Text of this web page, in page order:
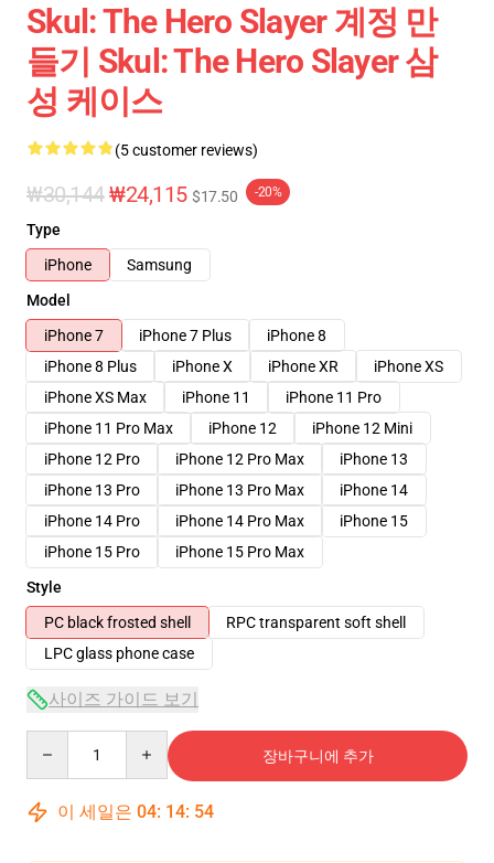
Skul: The Hero Slayer 계정 만
들기 Skul: The Hero Slayer 삼
성 케이스
(5 customer reviews)
₩30,144₩24,115 $17.50 -20%
Type
iPhone
Samsung
Model
iPhone 7
iPhone 7 Plus
iPhone 8
iPhone 8 Plus
iPhone X iPhone XR
iPhone XS
iPhone XS Max
iPhone 11
iPhone 11 Pro
iPhone 11 Pro Max
iPhone 12
iPhone 12 Mini
iPhone 12 Pro
iPhone 12 Pro Max
iPhone 13
iPhone 13 Pro
iPhone 13 Pro Max
iPhone 14
iPhone 14 Pro
iPhone 14 Pro Max
iPhone 15
iPhone 15 Pro
iPhone 15 Pro Max
Style
PC black frosted shell
RPC transparent soft shell
LPC glass phone case
사이즈 가이드 보기
장바구니에 추가
이 세일은 04: 14: 53